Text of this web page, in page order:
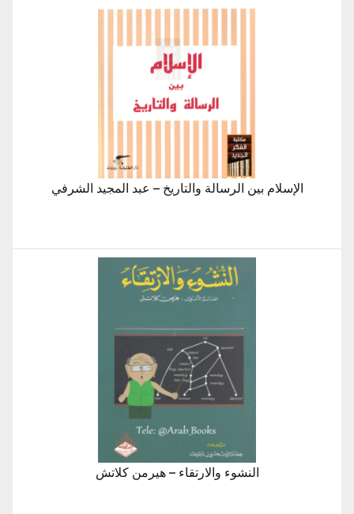
الإسلام بين الرسالة والتاريخ – عبد المجيد الشرفي
النشوء والارتقاء – هيرمن كلاتش